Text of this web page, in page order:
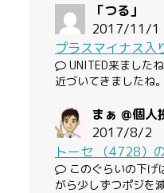
「つる」
2017/11/1
プラスマイナス入
UNITED来ました
近づいてきましたね
まぁ @個人
2017/8/2
トーセ （4728）
このぐらいの下げ
がら少しずつポジを